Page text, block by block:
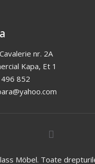
nr. 2A
Kapa, Et 1
852
Möbel. Toate